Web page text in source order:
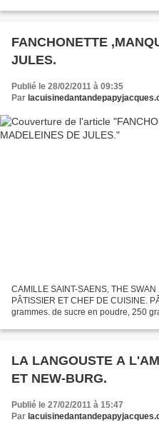
Couper un...
FANCHONETTE
JULES.
Publié le 28/02/2011 à 09:35
Par
CAMILLE SAINT-SAENS, THE
PÂTISSIER ET CHEF DE CUISINE.
grammes. de sucre en poudre, 250
LA LANGOUSTE A
ET NEW-BURG.
Publié le 27/02/2011 à 15:47
Par